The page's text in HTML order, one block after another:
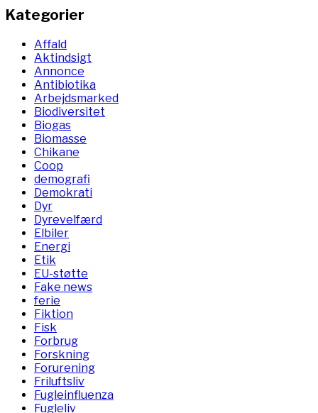
Kategorier
Affald
Aktindsigt
Annonce
Antibiotika
Arbejdsmarked
Biodiversitet
Biogas
Biomasse
Chikane
Coop
demografi
Demokrati
Dyr
Dyrevelfærd
Elbiler
Energi
Etik
EU-støtte
Fake news
ferie
Fiktion
Fisk
Forbrug
Forskning
Forurening
Friluftsliv
Fugleinfluenza
Fugleliv